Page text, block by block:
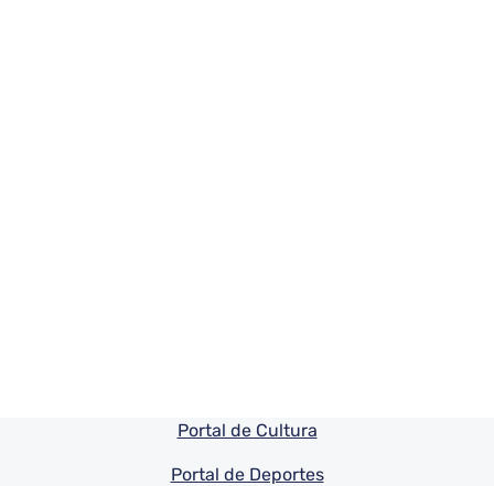
Pie de pagina información
Portal de Cultura
Portal de Deportes